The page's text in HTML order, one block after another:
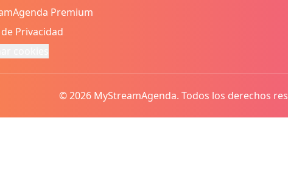
Premium
Privacidad
© 2026 MyStreamAgenda. Todos los derechos